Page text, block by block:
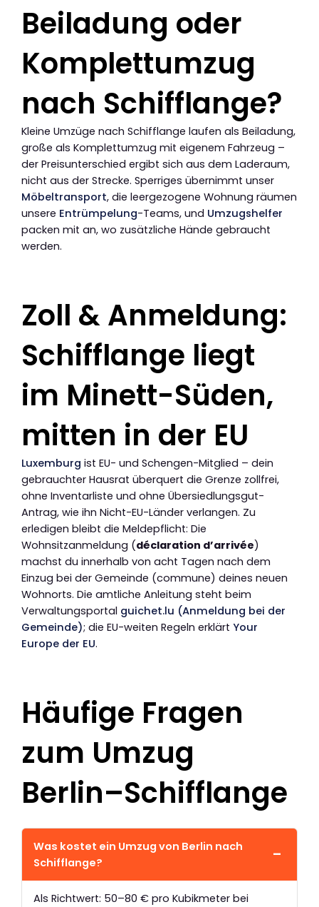
Beiladung oder
Komplettumzug
nach Schifflange?
Kleine Umzüge nach Schifflange laufen als Beiladung,
große als Komplettumzug mit eigenem Fahrzeug –
der Preisunterschied ergibt sich aus dem Laderaum,
nicht aus der Strecke. Sperriges übernimmt unser
Möbeltransport, die leergezogene Wohnung räumen
unsere Entrümpelung-Teams, und Umzugshelfer
packen mit an, wo zusätzliche Hände gebraucht
werden.
Zoll & Anmeldung:
Schifflange liegt
im Minett-Süden,
mitten in der EU
Luxemburg ist EU- und Schengen-Mitglied – dein
gebrauchter Hausrat überquert die Grenze zollfrei,
ohne Inventarliste und ohne Übersiedlungsgut-
Antrag, wie ihn Nicht-EU-Länder verlangen. Zu
erledigen bleibt die Meldepflicht: Die
Wohnsitzanmeldung (déclaration d’arrivée)
machst du innerhalb von acht Tagen nach dem
Einzug bei der Gemeinde (commune) deines neuen
Wohnorts. Die amtliche Anleitung steht beim
Verwaltungsportal guichet.lu (Anmeldung bei der
Gemeinde); die EU-weiten Regeln erklärt Your
Europe der EU.
Häufige Fragen
zum Umzug
Berlin–Schifflange
Was kostet ein Umzug von Berlin nach
Schifflange?
Als Richtwert: 50–80 € pro Kubikmeter bei